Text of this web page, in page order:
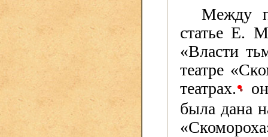
Между
статье Е.
«Власти
театре
театрах. •
была дана